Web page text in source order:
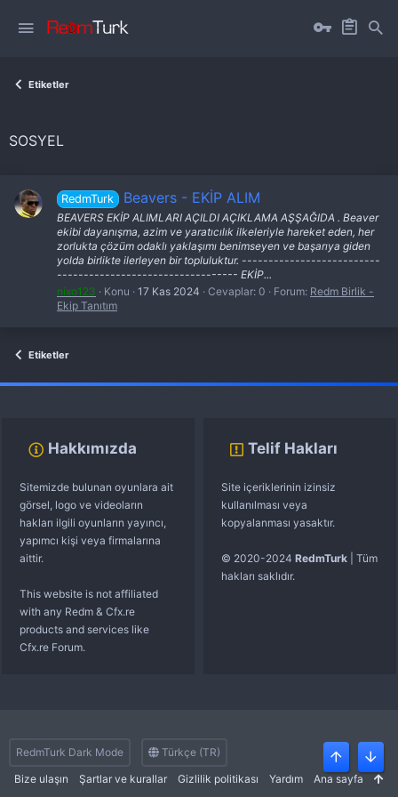
Etiketler
SOSYEL
RedmTurk Beavers - EKİP ALIM
BEAVERS EKİP ALIMLARI AÇILDI AÇIKLAMA AŞŞAĞIDA . Beaver
ekibi dayanışma, azim ve yaratıcılık ilkeleriyle hareket eden, her
zorlukta çözüm odaklı yaklaşımı benimseyen ve başarıya giden
yolda birlikte ilerleyen bir topluluktur. --------------------------
---------------------------------- EKİP...
nixo123
Konu 17 Kas 2024 Cevaplar: 0 Forum: Redm Birlik -
Ekip Tanıtım
Etiketler
Hakkımızda
Sitemizde bulunan oyunlara ait
görsel, logo ve videoların
hakları ilgili oyunların yayıncı,
yapımcı kişi veya firmalarına
aittir.
This website is not affiliated
with any Redm & Cfx.re
products and services like
Cfx.re Forum.
Telif Hakları
Site içeriklerinin izinsiz
kullanılması veya
kopyalanması yasaktır.
© 2020-2024 RedmTurk | Tüm
hakları saklıdır.
RedmTurk Dark Mode
Türkçe (TR)
Bize ulaşın
Şartlar ve kurallar Gizlilik politikası Yardım Ana sayfa
Üst Alt